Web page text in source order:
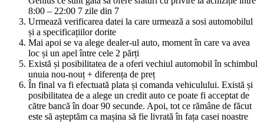
8:00 – 22:00 7 zile din 7
Urmează verificarea datei la care urmează a sosi automobilul
și a specificațiilor dorite
Mai apoi se va alege dealer-ul auto, moment în care va avea
loc și un apel între cele 2 părți
Există și posibilitatea de a oferi vechiul automobil în schimbul
unuia nou-nouț + diferența de preț
În final va fi efectuată plata și comanda vehiculului. Există și
posibilitatea de a alege un credit auto ce poate fi acceptat de
către bancă în doar 90 secunde. Apoi, tot ce rămâne de făcut
este să așteptăm ca mașina să fie livrată în fața casei noastre